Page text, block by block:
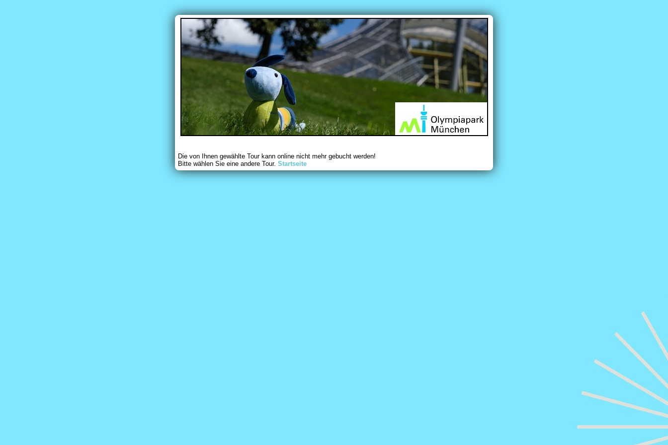
Die von Ihnen gewählte Tour kann online nicht mehr gebucht werden!
Bitte wählen Sie eine andere Tour. Startseite